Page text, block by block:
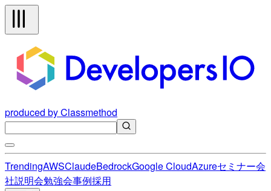
produced by Classmethod
TrendingAWSClaudeBedrockGoogle CloudAzureセミナー会
社説明会勉強会事例採用